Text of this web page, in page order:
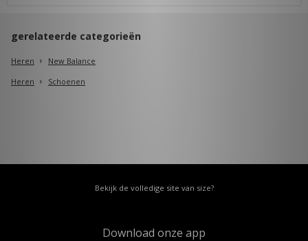
gerelateerde categorieën
Heren
New Balance
Heren
Schoenen
Bekijk de volledige site van size?
Download onze app